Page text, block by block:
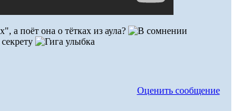
а поёт она о тётках из аула?
Оценить сообщение